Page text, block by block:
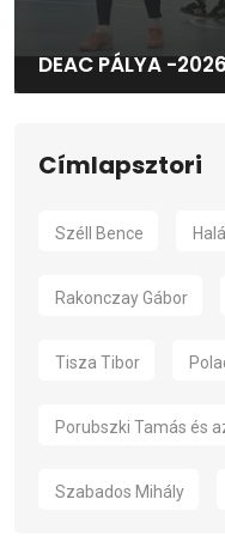
DEAC PÁLYA -
Címlapsztori
Széll Bence
Rakonczay Gábor
Tisza Tibor
Porubszki Tamás és
Szabados Mihály